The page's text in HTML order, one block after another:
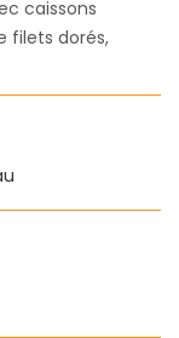
caissons
filets dorés,